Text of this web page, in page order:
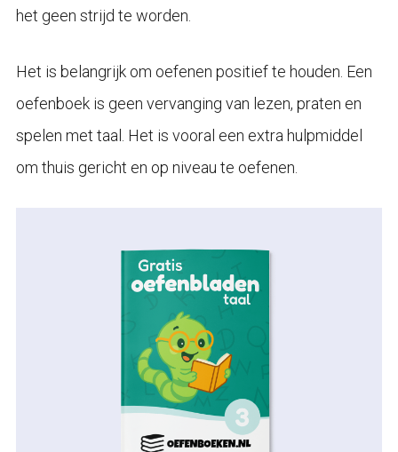
het geen strijd te worden.
Het is belangrijk om oefenen positief te houden. Een
oefenboek is geen vervanging van lezen, praten en
spelen met taal. Het is vooral een extra hulpmiddel
om thuis gericht en op niveau te oefenen.